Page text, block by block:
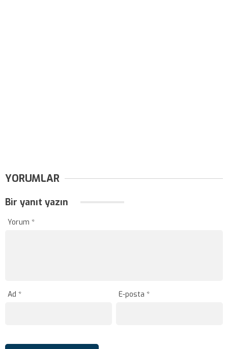
YORUMLAR
Bir yanıt yazın
Yorum *
Ad * E-posta*